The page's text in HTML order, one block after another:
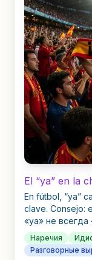
El “ya” en la
En fútbol, “ya”
clave. Consejo:
«ya» не
Наречия
Разговорные